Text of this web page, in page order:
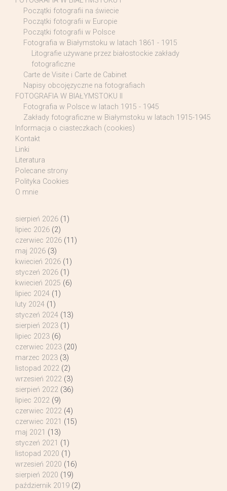
Początki fotografii na świecie
Początki fotografii w Europie
Początki fotografii w Polsce
Fotografia w Białymstoku w latach 1861 - 1915
Litografie używane przez białostockie zakłady
fotograficzne
Carte de Visite i Carte de Cabinet
Napisy obcojęzyczne na fotografiach
FOTOGRAFIA W BIAŁYMSTOKU II
Fotografia w Polsce w latach 1915 - 1945
Zakłady fotograficzne w Białymstoku w latach 1915-1945
Informacja o ciasteczkach (cookies)
Kontakt
Linki
Literatura
Polecane strony
Polityka Cookies
O mnie
sierpień 2026 (1)
lipiec 2026 (2)
czerwiec 2026 (11)
maj 2026 (3)
kwiecień 2026 (1)
styczeń 2026 (1)
kwiecień 2025 (6)
lipiec 2024 (1)
luty 2024 (1)
styczeń 2024 (13)
sierpień 2023 (1)
lipiec 2023 (6)
czerwiec 2023 (20)
marzec 2023 (3)
listopad 2022 (2)
wrzesień 2022 (3)
sierpień 2022 (36)
lipiec 2022 (9)
czerwiec 2022 (4)
czerwiec 2021 (15)
maj 2021 (13)
styczeń 2021 (1)
listopad 2020 (1)
wrzesień 2020 (16)
sierpień 2020 (19)
październik 2019 (2)